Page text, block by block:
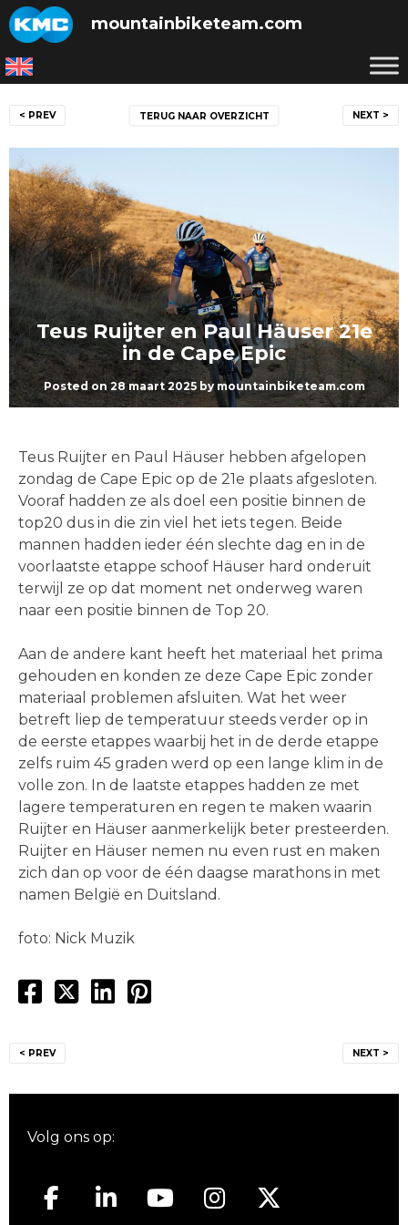
Skip
to
content
mountainbiketeam.com
navigatie
< PREV NEXT >
TERUG NAAR OVERZICHT
Teus Ruijter en Paul Häuser 21e
in de Cape Epic
Posted on 28 maart 2025by mountainbiketeam.com
Teus Ruijter en Paul Häuser hebben afgelopen
zondag de Cape Epic op de 21e plaats afgesloten.
Vooraf hadden ze als doel een positie binnen de
top20 dus in die zin viel het iets tegen. Beide
mannen hadden ieder één slechte dag en in de
voorlaatste etappe schoof Häuser hard onderuit
terwijl ze op dat moment net onderweg waren
naar een positie binnen de Top 20.
Aan de andere kant heeft het materiaal het prima
gehouden en konden ze deze Cape Epic zonder
materiaal problemen afsluiten. Wat het weer
betreft liep de temperatuur steeds verder op in
de eerste etappes waarbij het in de derde etappe
zelfs ruim 45 graden werd op een lange klim in de
volle zon. In de laatste etappes hadden ze met
lagere temperaturen en regen te maken waarin
Ruijter en Häuser aanmerkelijk beter presteerden.
Ruijter en Häuser nemen nu even rust en maken
zich dan op voor de één daagse marathons in met
namen België en Duitsland.
foto: Nick Muzik
navigatie
< PREV NEXT >
Volg ons op: